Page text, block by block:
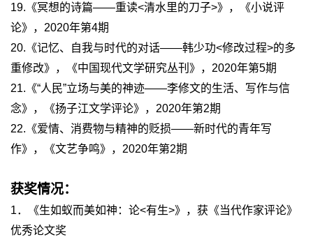
19.《冥想的诗篇——重读<清水里的刀子>》，《小说评
论》，2020年第4期
20.《记忆、自我与时代的对话——韩少功<修改过程>的多
重修改》，《中国现代文学研究丛刊》，2020年第5期
21.《“人民”立场与美的神迹——李修文的生活、写作与信
念》，《扬子江文学评论》，2020年第2期
22.《爱情、消费物与精神的贬损——新时代的青年写
作》，《文艺争鸣》，2020年第2期
获奖情况：
1．《生如蚁而美如神：论<有生>》，获《当代作家评论》
优秀论文奖